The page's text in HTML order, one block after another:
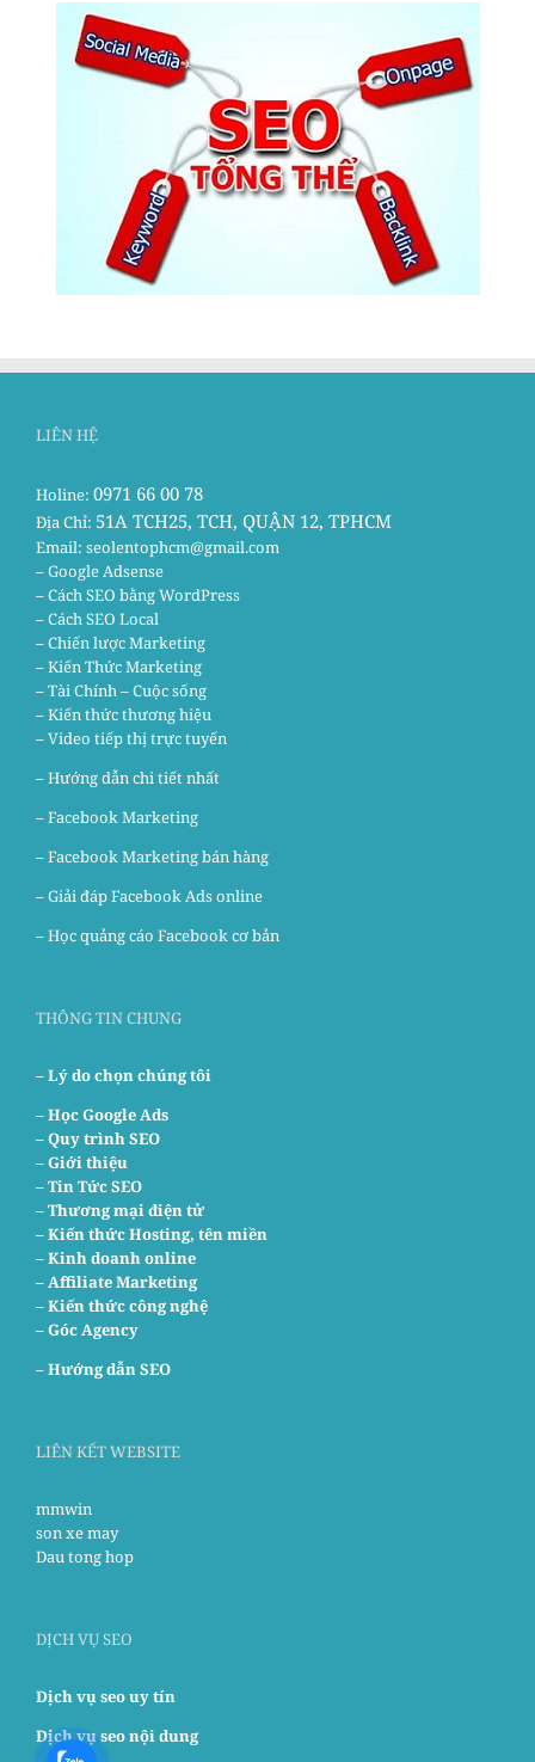
LIÊN HỆ
Holine: 0971 66 00 78
Địa Chỉ: 51A TCH25, TCH, QUẬN 12, TPHCM
Email: seolentophcm@gmail.com
– Google Adsense
– Cách SEO bằng WordPress
– Cách SEO Local
– Chiến lược Marketing
– Kiến Thức Marketing
– Tài Chính – Cuộc sống
– Kiến thức thương hiệu
– Video tiếp thị trực tuyến
– Hướng dẫn chi tiết nhất
–Facebook Marketing
–Facebook Marketing bán hàng
–Giải đáp Facebook Ads online
–Học quảng cáo Facebook cơ bản
THÔNG TIN CHUNG
– Lý do chọn chúng tôi
–Học Google Ads
– Quy trình SEO
– Giới thiệu
– Tin Tức SEO
– Thương mại điện tử
– Kiến thức Hosting, tên miền
– Kinh doanh online
– Affiliate Marketing
– Kiến thức công nghệ
– Góc Agency
–Hướng dẫn SEO
LIÊN KẾT WEBSITE
mmwin
son xe may
Dau tong hop
DỊCH VỤ SEO
Dịch vụ seo uy tín
Dịch vụ seo nội dung